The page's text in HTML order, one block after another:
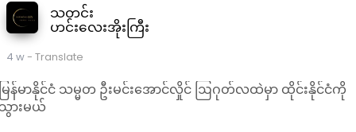
သတင်း
ဟင်းလေးအိုးကြီး
4 w- Translate
ြန်မာနိုင်ငံ သမ္မတ ဦးမင်းအောင်လှိုင် ဩဂုတ်လထဲမှာ ထိုင်းနိုင်ငံကို
ားမယ်